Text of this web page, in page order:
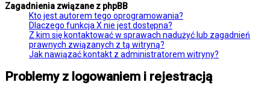
Zagadnienia związane z phpBB
Kto jest autorem tego oprogramowania?
Dlaczego funkcja X nie jest dostępna?
Z kim się kontaktować w sprawach nadużyć lub zagadnień
prawnych związanych z tą witryną?
Jak nawiązać kontakt z administratorem witryny?
Problemy z logowaniem i rejestracją